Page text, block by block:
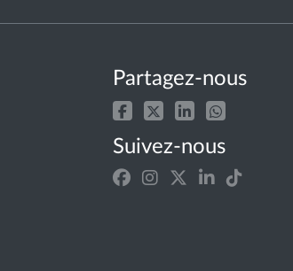
Partagez-nous
Suivez-nous